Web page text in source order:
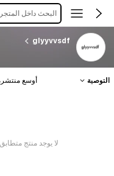
البحث داخل المتجر
glyyvvsdf
التوصية أوسع
لا يوجد منتج